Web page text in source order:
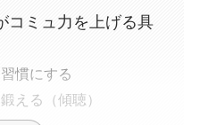
コミュ力を上げる具
慣にする
える（傾聴）